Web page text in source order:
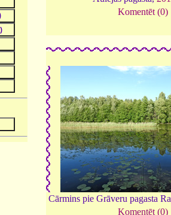
Komentēt (0)
Cārmins pie Grāveru pagasta
Komentēt (0)